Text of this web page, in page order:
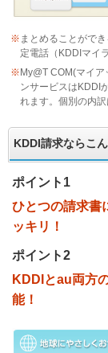
※ まとめることがで
定電話（KDDIマイ
※My@T COM(マイ
ンサービスはKDDI
れます。個別の内訳
KDDI請求ならこ
ポイント1
ひとつの請求書
ッキリ！
ポイント2
KDDIとau両方
能！